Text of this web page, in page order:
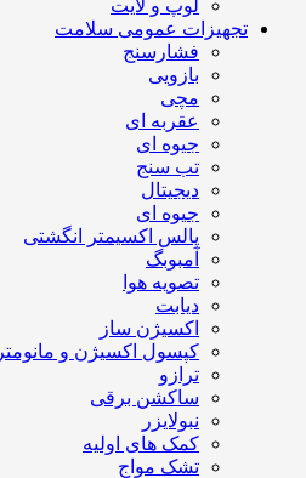
لوپ و لایت
تجهیزات عمومی سلامت
فشارسنج
بازویی
مچی
عقربه ای
جیوه ای
تب سنج
دیجیتال
جیوه ای
پالس اکسیمتر انگشتی
آمبوبگ
تصویه هوا
دیابت
اکسیژن ساز
کپسول اکسیژن و مانومتر
ترازو
ساکشن برقی
نبولایزر
کمک های اولیه
تشک مواج